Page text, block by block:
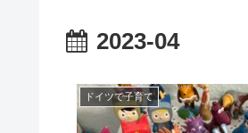
2023-04
ドイツで子育て